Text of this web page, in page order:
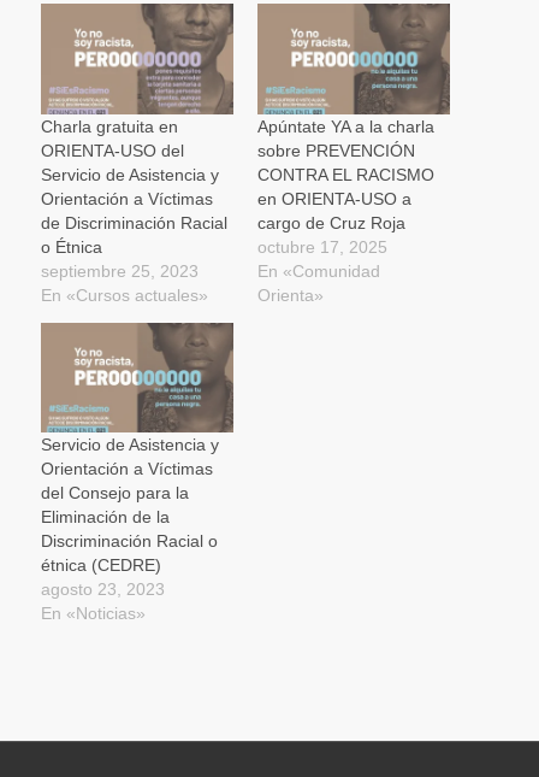
una
ventana
nueva)
en
una
ventana
nueva)
en
una
ventana
nueva)
nueva)
electrónico
un
amigo
(Se
abre
en
una
ventana
nueva)
Charla gratuita en
ORIENTA-USO del
Servicio de Asistencia y
Orientación a Víctimas
de Discriminación Racial
o Étnica
septiembre 25, 2023
En «Cursos actuales»
Apúntate YA a la charla
sobre PREVENCIÓN
CONTRA EL RACISMO
en ORIENTA-USO a
cargo de Cruz Roja
octubre 17, 2025
En «Comunidad
Orienta»
Servicio de Asistencia y
Orientación a Víctimas
del Consejo para la
Eliminación de la
Discriminación Racial o
étnica (CEDRE)
agosto 23, 2023
En «Noticias»